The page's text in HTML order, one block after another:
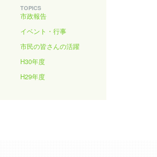
TOPICS
市政報告
イベント・行事
市民の皆さんの活躍
H30年度
H29年度